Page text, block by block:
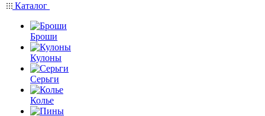
Каталог
Броши
Кулоны
Серьги
Колье